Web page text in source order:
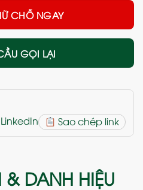
GỌI LẠI
CHỖ NGAY
LinkedIn Sao chép link
& DANH HIỆU